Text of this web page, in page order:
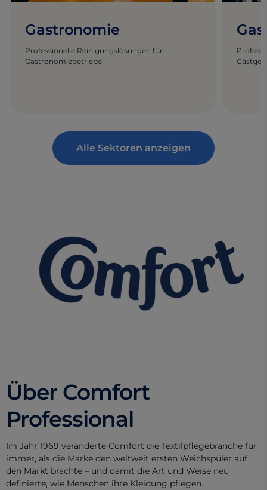
Gastronomie
Professionelle Reinigungslösungen für
Gastronomiebetriebe
Alle Sektoren anzeigen
Über Comfort
Professional
Im Jahr 1969 veränderte Comfort die Textilpflegebranche für
immer, als die Marke den weltweit ersten Weichspüler auf
den Markt brachte – und damit die Art und Weise neu
definierte, wie Menschen ihre Kleidung pflegen.